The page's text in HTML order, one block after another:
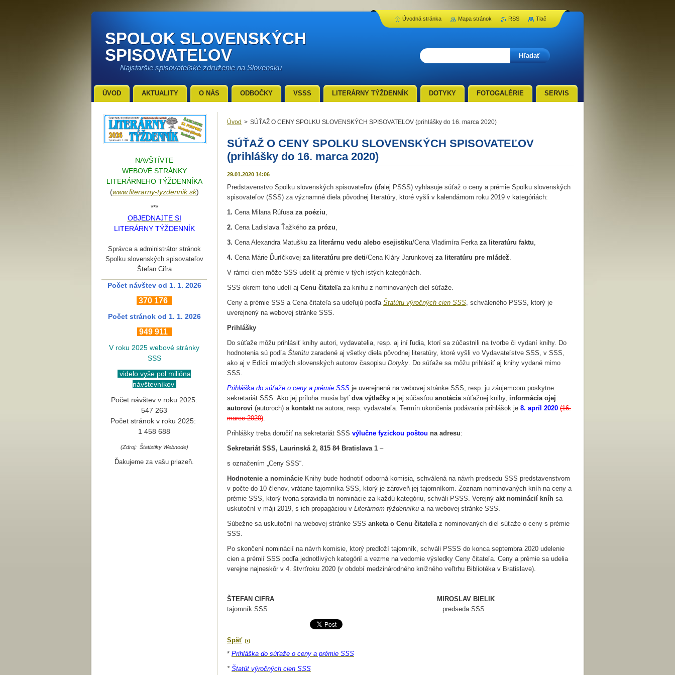
SPOLOK SLOVENSKÝCH
SPISOVATEĽOV
Najstaršie spisovateľské združenie na Slovensku
Úvod > SÚŤAŽ O CENY SPOLKU SLOVENSKÝCH SPISOVATEĽOV (prihlášky do 16. marca 2020)
SÚŤAŽ O CENY SPOLKU SLOVENSKÝCH SPISOVATEĽOV
(prihlášky do 16. marca 2020)
29.01.2020 14:06
Predstavenstvo Spolku slovenských spisovateľov (ďalej PSSS) vyhlasuje súťaž o ceny a prémie Spolku slovenských
spisovateľov (SSS) za významné diela pôvodnej literatúry, ktoré vyšli v kalendárnom roku 2019 v kategóriách:
1. Cena Milana Rúfusa za poéziu,
2. Cena Ladislava Ťažkého za prózu,
3. Cena Alexandra Matušku za literárnu vedu alebo esejistiku/Cena Vladimíra Ferka za literatúru faktu,
4. Cena Márie Ďuríčkovej za literatúru pre deti/Cena Kláry Jarunkovej za literatúru pre mládež.
V rámci cien môže SSS udeliť aj prémie v tých istých kategóriách.
SSS okrem toho udelí aj Cenu čitateľa za knihu z nominovaných diel súťaže.
Ceny a prémie SSS a Cena čitateľa sa udeľujú podľa Štatútu výročných cien SSS, schváleného PSSS, ktorý je
uverejnený na webovej stránke SSS.
Prihlášky
Do súťaže môžu prihlásiť knihy autori, vydavatelia, resp. aj iní ľudia, ktorí sa zúčastnili na tvorbe či vydaní knihy. Do
hodnotenia sú podľa Štatútu zaradené aj všetky diela pôvodnej literatúry, ktoré vyšli vo Vydavateľstve SSS, v SSS,
ako aj v Edícii mladých slovenských autorov časopisu Dotyky. Do súťaže sa môžu prihlásiť aj knihy vydané mimo
SSS.
Prihláška do súťaže o ceny a prémie SSS je uverejnená na webovej stránke SSS, resp. ju záujemcom poskytne
sekretariát SSS. Ako jej príloha musia byť dva výtlačky a jej súčasťou anotácia súťažnej knihy, informácia ojej
autorovi (autoroch) a kontakt na autora, resp. vydavateľa. Termín ukončenia podávania prihlášok je 8. apríl 2020 (16.
marec 2020).
Prihlášky treba doručiť na sekretariát SSS výlučne fyzickou poštou na adresu:
Sekretariát SSS, Laurinská 2, 815 84 Bratislava 1 –
s označením „Ceny SSS“.
Hodnotenie a nominácie Knihy bude hodnotiť odborná komisia, schválená na návrh predsedu SSS predstavenstvom
v počte do 10 členov, vrátane tajomníka SSS, ktorý je zároveň jej tajomníkom. Zoznam nominovaných kníh na ceny a
prémie SSS, ktorý tvoria spravidla tri nominácie za každú kategóriu, schváli PSSS. Verejný akt nominácií kníh sa
uskutoční v máji 2019, s ich propagáciou v Literárnom týždenníku a na webovej stránke SSS.
Súbežne sa uskutoční na webovej stránke SSS anketa o Cenu čitateľa z nominovaných diel súťaže o ceny s prémie
SSS.
Po skončení nominácií na návrh komisie, ktorý predloží tajomník, schváli PSSS do konca septembra 2020 udelenie
cien a prémií SSS podľa jednotlivých kategórií a vezme na vedomie výsledky Ceny čitateľa. Ceny a prémie sa udelia
verejne najneskôr v 4. štvrťroku 2020 (v období medzinárodného knižného veľtrhu Bibliotéka v Bratislave).
ŠTEFAN CIFRA MIROSLAV BIELIK
tajomník SSS predseda SSS
Späť
* Prihláška do súťaže o ceny a prémie SSS
* Štatút výročných cien SSS
NAVŠTÍVTE
WEBOVÉ STRÁNKY
LITERÁRNEHO TÝŽDENNÍKA
(www.literarny-tyzdennik.sk)
***
OBJEDNAJTE SI
LITERÁRNY TÝŽDENNÍK
Správca a administrátor stránok
Spolku slovenských spisovateľov
Štefan Cifra
Počet návštev od 1. 1. 2026
370 176
Počet stránok od 1. 1. 2026
949 911
V roku 2025 webové stránky
SSS
videlo vyše pol milióna
návštevníkov
Počet návštev v roku 2025:
547 263
Počet stránok v roku 2025:
1 458 688
(Zdroj: Štatistiky Webnode)
Ďakujeme za vašu priazeň.
ÚVOD AKTUALITY O NÁS ODBOČKY VSSS LITERÁRNY TÝŽDENNÍK DOTYKY FOTOGALÉRIE SERVIS
Úvodná stránka Mapa stránok RSS Tlač